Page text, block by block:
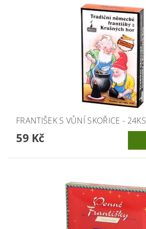
FRANTIŠEK S VŮNÍ SKOŘICE - 24KS
59 Kč